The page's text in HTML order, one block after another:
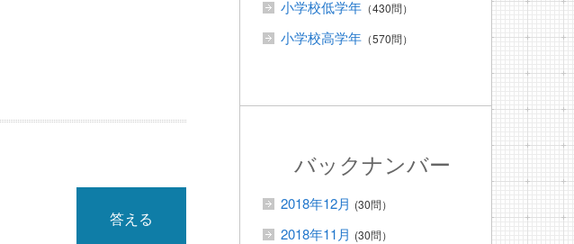
答える
小学校低学年 （430問）
小学校高学年 （570問）
バックナンバー
2018年12月 (30問）
2018年11月 (30問）